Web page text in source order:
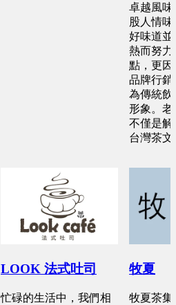
LOOK 法式吐司
忙碌的生活中，我們相
卓越風味
股人情
好味道並
熱而努力
點，更因
品牌行銷
為傳統飲
形象。老
不僅是解
台灣茶
牧夏
牧夏茶集